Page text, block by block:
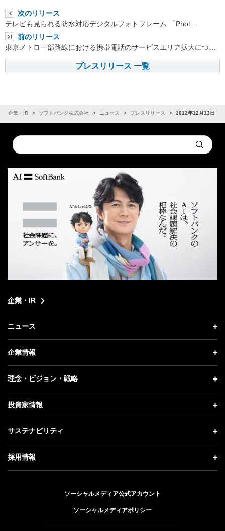
次のリリース
テレビも見られる防水対応デジタルフォトフレーム 「Phot…
前のリリース
東京メトロ一部路線における携帯電話のサービスエリア拡大につ…
プレスリリース 一覧
企業・IR ソフトバンク株式会社 ニュース プレスリリース 2012年12月13日
Conduct
a
Submit
企業・IR
ニュース
ニュース トップ
プレスリリース
更新情報
記者説明会
企業情報
企業情報 トップ
社長メッセージ
事業紹介
ガバナンス
理念・ビジョン・戦略
理念・ビジョン・戦略 トップ
成長戦略「Activate AI for Society」
人材戦略
投資家情報
投資家情報 トップ
経営方針
個人投資家の皆さまへ
サステナビリティ
サステナビリティ トップ
トップメッセージ
ESG方針・体制
採用情報
ソーシャルメディア公式アカウント
ソーシャルメディアポリシー